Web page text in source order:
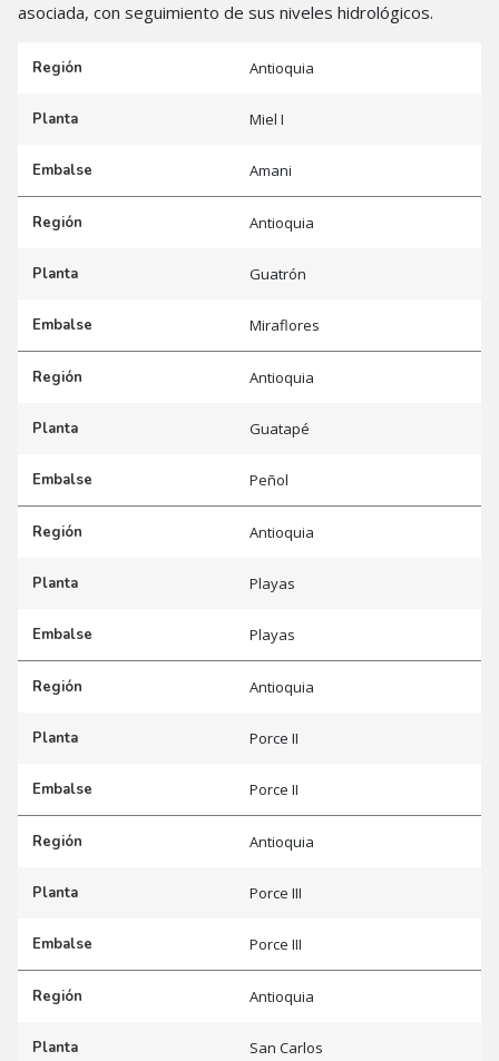
asociada, con seguimiento de sus niveles hidrológicos.
Región Antioquia
Planta Miel I
Embalse Amani
Región Antioquia
Planta Guatrón
Embalse Miraflores
Región Antioquia
Planta Guatapé
Embalse Peñol
Región Antioquia
Planta Playas
Embalse Playas
Región Antioquia
Planta Porce II
Embalse Porce II
Región Antioquia
Planta Porce III
Embalse Porce III
Región Antioquia
Planta San Carlos